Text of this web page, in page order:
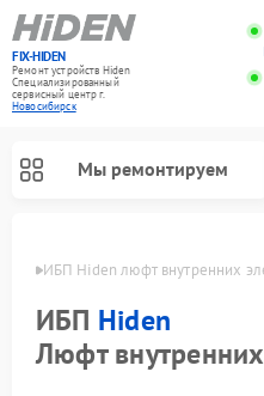
FIX-HIDEN
Ремонт устройств Hiden
Специализированный
cервисный центр г.
Новосибирск
Мы ремонтируем
ИБП Hiden люфт внутренних
ИБП Hiden
Люфт